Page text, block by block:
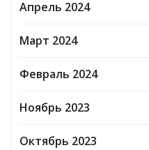
Апрель 2024
Март 2024
Февраль 2024
Ноябрь 2023
Октябрь 2023